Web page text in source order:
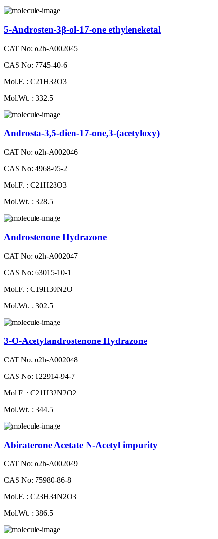
5-Androsten-3β-ol-17-one ethyleneketal
CAT No: o2h-A002045
CAS No: 7745-40-6
Mol.F. : C21H32O3
Mol.Wt. : 332.5
Androsta-3,5-dien-17-one,3-(acetyloxy)
CAT No: o2h-A002046
CAS No: 4968-05-2
Mol.F. : C21H28O3
Mol.Wt. : 328.5
Androstenone Hydrazone
CAT No: o2h-A002047
CAS No: 63015-10-1
Mol.F. : C19H30N2O
Mol.Wt. : 302.5
3-O-Acetylandrostenone Hydrazone
CAT No: o2h-A002048
CAS No: 122914-94-7
Mol.F. : C21H32N2O2
Mol.Wt. : 344.5
Abiraterone Acetate N-Acetyl impurity
CAT No: o2h-A002049
CAS No: 75980-86-8
Mol.F. : C23H34N2O3
Mol.Wt. : 386.5